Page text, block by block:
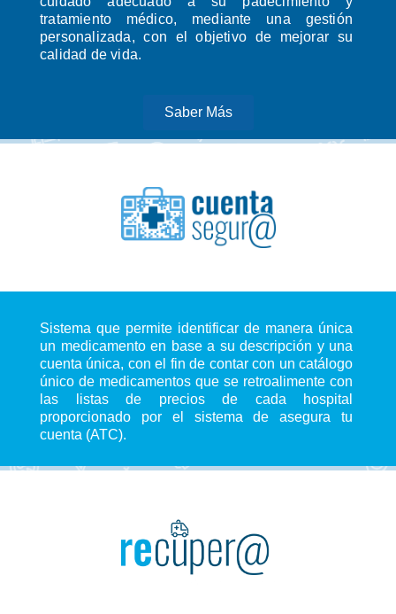
tratamiento médico, mediante una gestión
personalizada, con el objetivo de mejorar su
calidad de vida.
Saber Más
Sistema que permite identificar de manera única
un medicamento en base a su descripción y una
cuenta única, con el fin de contar con un catálogo
único de medicamentos que se retroalimente con
las listas de precios de cada hospital
proporcionado por el sistema de asegura tu
cuenta (ATC).